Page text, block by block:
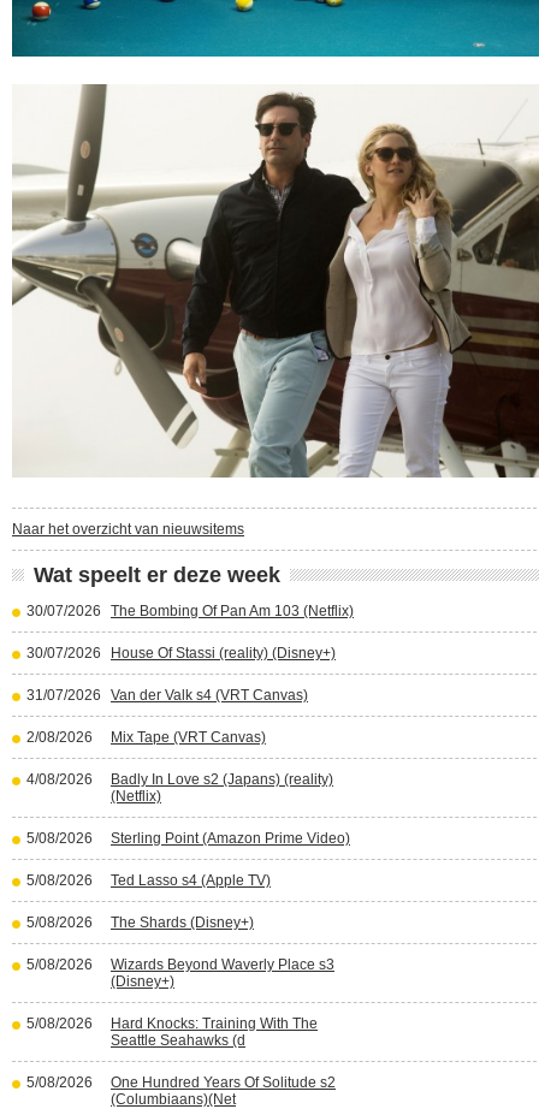
Naar het overzicht van nieuwsitems
Wat speelt er deze week
30/07/2026 The Bombing Of Pan Am 103 (Netflix)
30/07/2026 House Of Stassi (reality) (Disney+)
31/07/2026 Van der Valk s4 (VRT Canvas)
2/08/2026 Mix Tape (VRT Canvas)
4/08/2026
Badly In Love s2 (Japans) (reality)
(Netflix)
5/08/2026 Sterling Point (Amazon Prime Video)
5/08/2026 Ted Lasso s4 (Apple TV)
5/08/2026 The Shards (Disney+)
5/08/2026
Wizards Beyond Waverly Place s3
(Disney+)
5/08/2026
Hard Knocks: Training With The
Seattle Seahawks (d
5/08/2026
One Hundred Years Of Solitude s2
(Columbiaans)(Net